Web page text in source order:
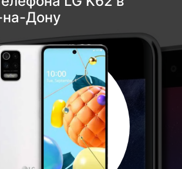
на-Дону